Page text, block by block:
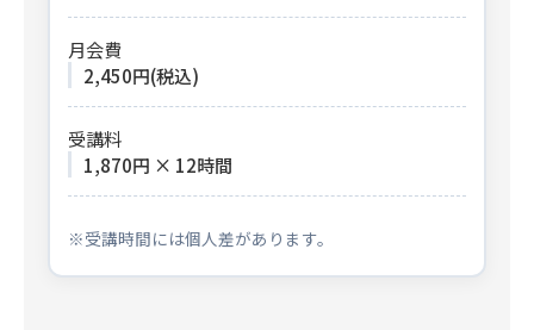
月会費
2,450円(税込)
受講料
1,870円 × 12時間
※受講時間には個人差があります。